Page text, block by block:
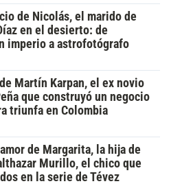
de Nicolás, el marido de
en el desierto: de
imperio a astrofotógrafo
Martín Karpan, el ex novio
que construyó un negocio
triunfa en Colombia
de Margarita, la hija de
Murillo, el chico que
en la serie de Tévez